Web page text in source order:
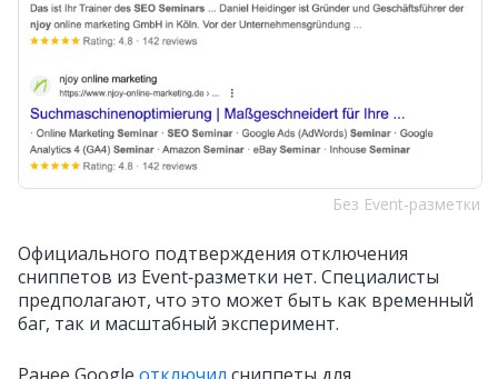
Без Event‑разметки
Официального подтверждения отключения
сниппетов из Event‑разметки нет. Специалисты
предполагают, что это может быть как временный
баг, так и масштабный эксперимент.